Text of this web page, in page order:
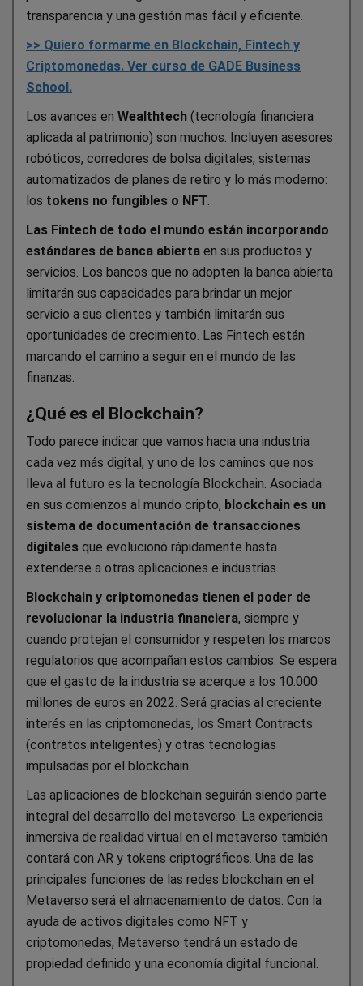
transparencia y una gestión más fácil y eficiente.
>> Quiero formarme en Blockchain, Fintech y
Criptomonedas. Ver curso de GADE Business
School.
Los avances en Wealthtech (tecnología financiera
aplicada al patrimonio) son muchos. Incluyen asesores
robóticos, corredores de bolsa digitales, sistemas
automatizados de planes de retiro y lo más moderno:
los tokens no fungibles o NFT.
Las Fintech de todo el mundo están incorporando
estándares de banca abierta en sus productos y
servicios. Los bancos que no adopten la banca abierta
limitarán sus capacidades para brindar un mejor
servicio a sus clientes y también limitarán sus
oportunidades de crecimiento. Las Fintech están
marcando el camino a seguir en el mundo de las
finanzas.
¿Qué es el Blockchain?
Todo parece indicar que vamos hacia una industria
cada vez más digital, y uno de los caminos que nos
lleva al futuro es la tecnología Blockchain. Asociada
en sus comienzos al mundo cripto, blockchain es un
sistema de documentación de transacciones
digitales que evolucionó rápidamente hasta
extenderse a otras aplicaciones e industrias.
Blockchain y criptomonedas tienen el poder de
revolucionar la industria financiera, siempre y
cuando protejan el consumidor y respeten los marcos
regulatorios que acompañan estos cambios. Se espera
que el gasto de la industria se acerque a los 10.000
millones de euros en 2022. Será gracias al creciente
interés en las criptomonedas, los Smart Contracts
(contratos inteligentes) y otras tecnologías
impulsadas por el blockchain.
Las aplicaciones de blockchain seguirán siendo parte
integral del desarrollo del metaverso. La experiencia
inmersiva de realidad virtual en el metaverso también
contará con AR y tokens criptográficos. Una de las
principales funciones de las redes blockchain en el
Metaverso será el almacenamiento de datos. Con la
ayuda de activos digitales como NFT y
criptomonedas, Metaverso tendrá un estado de
propiedad definido y una economía digital funcional.